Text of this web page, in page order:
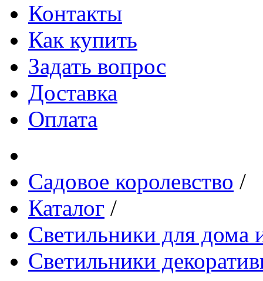
Контакты
Как купить
Задать вопрос
Доставка
Оплата
Садовое королевство /
Каталог /
Светильники для дома
Светильники